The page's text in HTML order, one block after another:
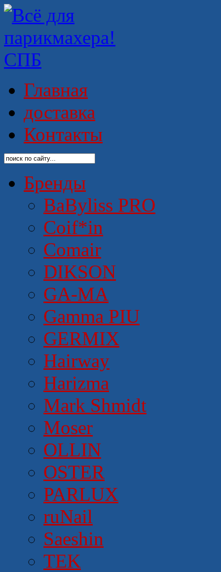
Главная
доставка
Контакты
Бренды
BaByliss PRO
Coif*in
Comair
DIKSON
GA-MA
Gamma PIU
GERMIX
Hairway
Harizma
Mark Shmidt
Moser
OLLIN
OSTER
PARLUX
ruNail
Saeshin
TEK